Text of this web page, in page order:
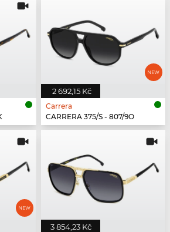
2 692,15 Kč
Carrera
CARRERA 375/S - 807/9O
3 854,23 Kč